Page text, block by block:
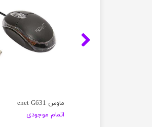
ماوس enet G631
اتمام موجودی